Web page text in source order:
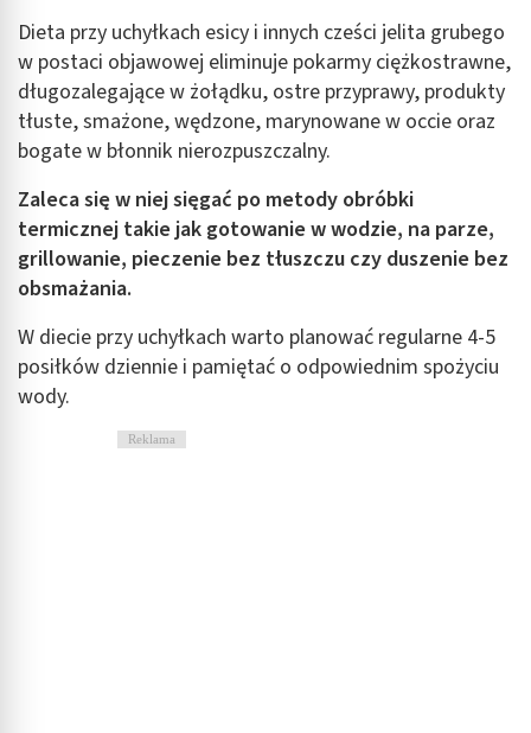
Dieta przy uchyłkach esicy i innych cześci jelita grubego
w postaci objawowej eliminuje pokarmy ciężkostrawne,
długozalegające w żołądku, ostre przyprawy, produkty
tłuste, smażone, wędzone, marynowane w occie oraz
bogate w błonnik nierozpuszczalny.
Zaleca się w niej sięgać po metody obróbki
termicznej takie jak gotowanie w wodzie, na parze,
grillowanie, pieczenie bez tłuszczu czy duszenie bez
obsmażania.
W diecie przy uchyłkach warto planować regularne 4-5
posiłków dziennie i pamiętać o odpowiednim spożyciu
wody.
Reklama